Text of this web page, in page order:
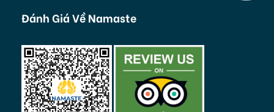
Đánh Giá Về Namaste